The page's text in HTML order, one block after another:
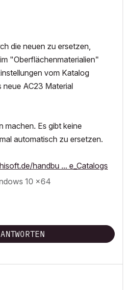
die neuen zu ersetzen,
"Oberflächenmaterialien"
vom Katalog
neue AC23 Material
machen. Es gibt keine
automatisch zu ersetzen.
handbu ... e_Catalogs
10 x64
ANTWORTEN